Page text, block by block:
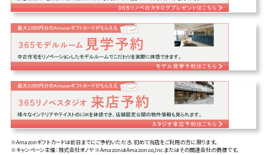
※Amazonギフトカードは前日までにご予約いただき、初めて当店をご利用の方に限ります。
※キャンペーン主催：株式会社オノヤ ※AmazonはAmazon.co,Inc.またはその関連会社の商標です。